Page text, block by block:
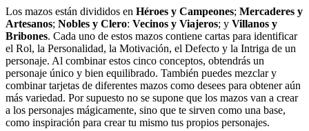
Los mazos están divididos en Héroes y Campeones; Mercaderes y
Artesanos; Nobles y Clero: Vecinos y Viajeros; y Villanos y
Bribones. Cada uno de estos mazos contiene cartas para identificar
el Rol, la Personalidad, la Motivación, el Defecto y la Intriga de un
personaje. Al combinar estos cinco conceptos, obtendrás un
personaje único y bien equilibrado. También puedes mezclar y
combinar tarjetas de diferentes mazos como desees para obtener aún
más variedad. Por supuesto no se supone que los mazos van a crear
a los personajes mágicamente, sino que te sirven como una base,
como inspiración para crear tu mismo tus propios personajes.